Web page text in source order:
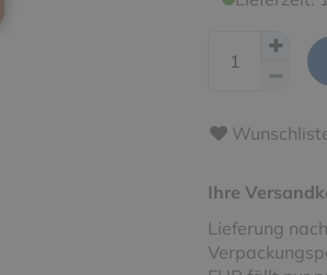
Ihre
Lieferung